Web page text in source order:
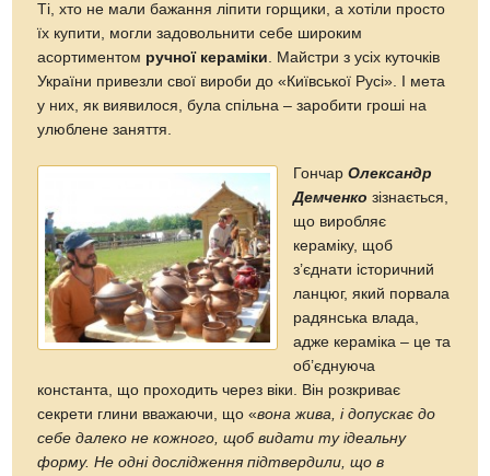
Ті, хто не мали бажання ліпити горщики, а хотіли просто
їх купити, могли задовольнити себе широким
асортиментом ручної кераміки. Майстри з усіх куточків
України привезли свої вироби до «Київської Русі». І мета
у них, як виявилося, була спільна – заробити гроші на
улюблене заняття.
ГончарОлександр
Демченко зізнається,
що виробляє
кераміку, щоб
з’єднати історичний
ланцюг, який порвала
радянська влада,
адже кераміка – це та
об’єднуюча
константа, що проходить через віки. Він розкриває
секрети глини вважаючи, що «вона жива, і допускає до
себе далеко не кожного, щоб видати ту ідеальну
форму. Не одні дослідження підтвердили, що в